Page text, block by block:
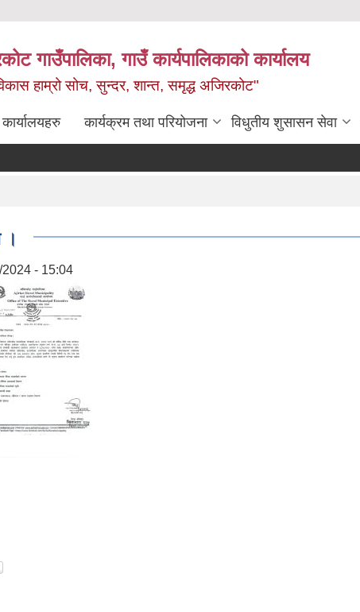
गाउँपालिका, गाउँ कार्यपालिकाको कार्यालय
हाम्रो सोच, सुन्दर, शान्त, समृद्ध अजिरकोट"
कार्यक्रम तथा परियोजना विधुतीय शुसासन सेवा
।
- 15:04